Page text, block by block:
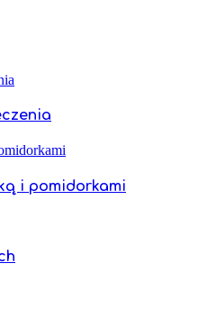
i pomidorkami